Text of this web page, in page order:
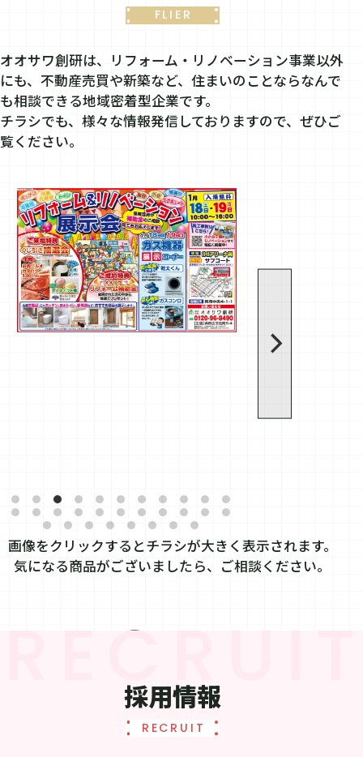
FLIER
オオサワ創研は、リフォーム・リノベーション事業以外
にも、不動産売買や新築など、住まいのことならなんで
も相談できる地域密着型企業です。
チラシでも、様々な情報発信しておりますので、ぜひご
覧ください。
画像をクリックするとチラシが大きく表示されます。
気になる商品がございましたら、ご相談ください。
採用情報
RECRUIT